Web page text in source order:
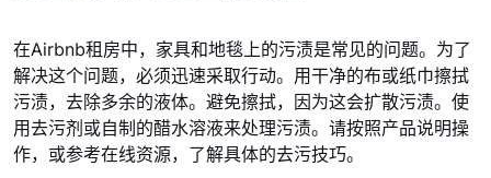
在Airbnb租房中，家具和地毯上的污渍是常见的问题。为了
解决这个问题，必须迅速采取行动。用干净的布或纸巾擦拭
污渍，去除多余的液体。避免擦拭，因为这会扩散污渍。使
用去污剂或自制的醋水溶液来处理污渍。请按照产品说明操
作，或参考在线资源，了解具体的去污技巧。